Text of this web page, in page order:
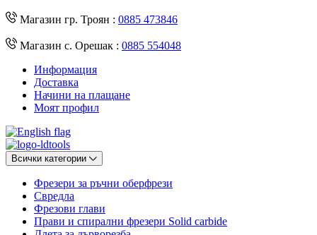
Магазин гр. Троян : 0885 473846
Магазин с. Орешак : 0885 554048
Информация
Доставка
Начини на плащане
Моят профил
Всички категории
Фрезери за ръчни оберфрези
Свредла
Фрезови глави
Прави и спирални фрезери Solid carbide